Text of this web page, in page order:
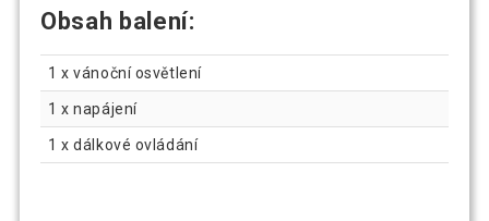
Obsah balení:
1 x vánoční osvětlení
1 x napájení
1 x dálkové ovládání